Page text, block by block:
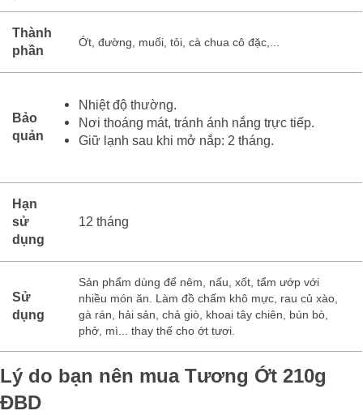
Thành
phần
Ớt, đường, muối, tỏi, cà chua cô đặc,...
Bảo
quản
Nhiệt độ thường.
Nơi thoáng mát, tránh ánh nắng trực tiếp.
Giữ lạnh sau khi mở nắp: 2 tháng.
Hạn
sử
dụng
12 tháng
Sử
dụng
Sản phẩm dùng để nêm, nấu, xốt, tẩm ướp với
nhiều món ăn. Làm đồ chấm khô mực, rau củ xào,
gà rán, hải sản, chả giò, khoai tây chiên, bún bò,
phở, mì... thay thế cho ớt tươi.
Lý do bạn nên mua Tương Ớt 210g
ĐBD